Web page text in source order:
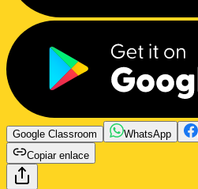
Google Classroom WhatsApp
Copiar enlace